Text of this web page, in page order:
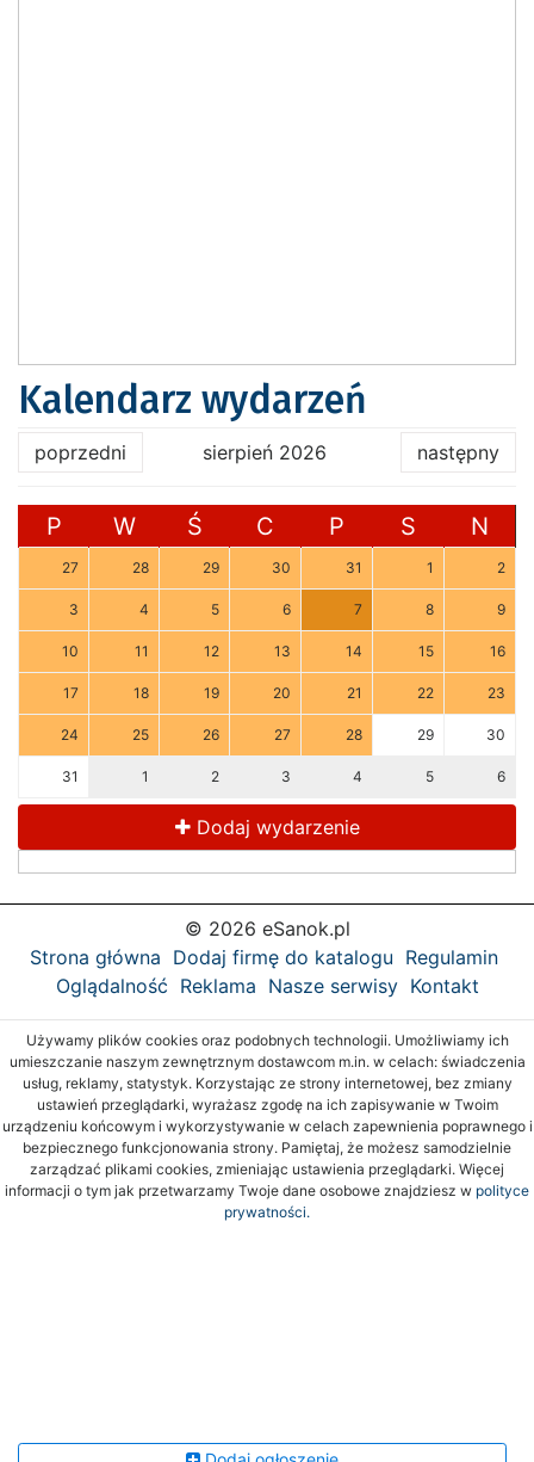
Kalendarz wydarzeń
poprzedni sierpień 2026 następny
P W Ś C P S N
27 28 29 30 31 1 2
3 4 5 6 7 8 9
10 11 12 13 14 15 16
17 18 19 20 21 22 23
24 25 26 27 28 29 30
31 1 2 3 4 5 6
Dodaj wydarzenie
© 2026 eSanok.pl
Strona główna Dodaj firmę do katalogu Regulamin
Oglądalność Reklama Nasze serwisy Kontakt
Używamy plików cookies oraz podobnych technologii. Umożliwiamy ich
umieszczanie naszym zewnętrznym dostawcom m.in. w celach: świadczenia
usług, reklamy, statystyk. Korzystając ze strony internetowej, bez zmiany
ustawień przeglądarki, wyrażasz zgodę na ich zapisywanie w Twoim
urządzeniu końcowym i wykorzystywanie w celach zapewnienia poprawnego i
bezpiecznego funkcjonowania strony. Pamiętaj, że możesz samodzielnie
zarządzać plikami cookies, zmieniając ustawienia przeglądarki. Więcej
informacji o tym jak przetwarzamy Twoje dane osobowe znajdziesz w polityce
prywatności.